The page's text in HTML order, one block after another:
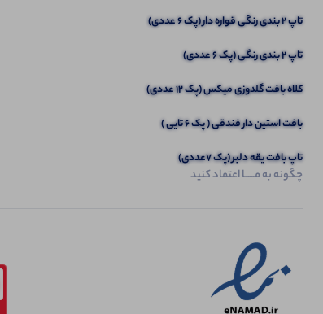
تاپ ۲ بندی رنگی قواره دار (پک 6 عددی)
تاپ 2 بندی رنگی (پک 6 عددی)
کلاه بافت گلدوزی میکس (پک 12 عددی)
بافت استین دار فندقی ( پک 6 تایی )
تاپ بافت یقه دلبر (پک 7عددی)
چگونه به مــــــا اعتماد کنید